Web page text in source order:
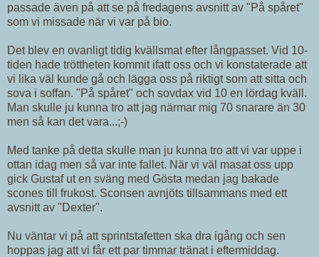
passade även på att se på fredagens avsnitt av "På spåret"
som vi missade när vi var på bio.
Det blev en ovanligt tidig kvällsmat efter långpasset. Vid 10-
tiden hade tröttheten kommit ifatt oss och vi konstaterade att
vi lika väl kunde gå och lägga oss på riktigt som att sitta och
sova i soffan. "På spåret" och sovdax vid 10 en lördag kväll.
Man skulle ju kunna tro att jag närmar mig 70 snarare än 30
men så kan det vara...;-)
Med tanke på detta skulle man ju kunna tro att vi var uppe i
ottan idag men så var inte fallet. När vi väl masat oss upp
gick Gustaf ut en sväng med Gösta medan jag bakade
scones till frukost. Sconsen avnjöts tillsammans med ett
avsnitt av "Dexter".
Nu väntar vi på att sprintstafetten ska dra igång och sen
hoppas jag att vi får ett par timmar tränat i eftermiddag.